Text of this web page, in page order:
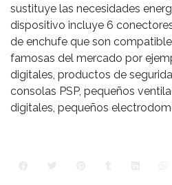
sustituye las necesidades
dispositivo incluye 6
de enchufe que son
famosas del mercado por
digitales, productos de
consolas PSP, pequeños
digitales, pequeños